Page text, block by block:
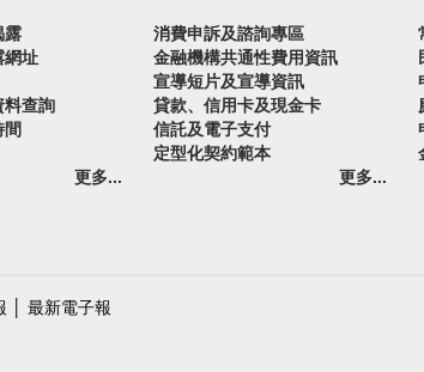
露
網址
料查詢
更多...
消費申訴及諮詢專區
金融機構共通性費用資訊
宣導短片及宣導資訊
貸款、信用卡及現金卡
信託及電子支付
定型化契約範本
更多...
最新電子報